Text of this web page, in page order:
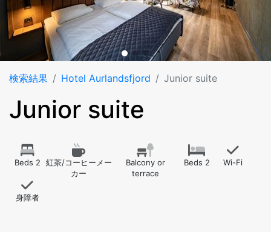
検索結果 Hotel Aurlandsfjord Junior suite
Junior suite
Beds 2
紅茶/コーヒーメー
カー
Balcony or
terrace
Beds 2 Wi-Fi
身障者